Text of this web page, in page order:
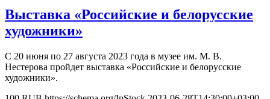
Выставка «Российские и белорусские
художники»
С 20 июня по 27 августа 2023 года в музее им. М. В.
Нестерова пройдет выставка «Российские и белорусские
художники».